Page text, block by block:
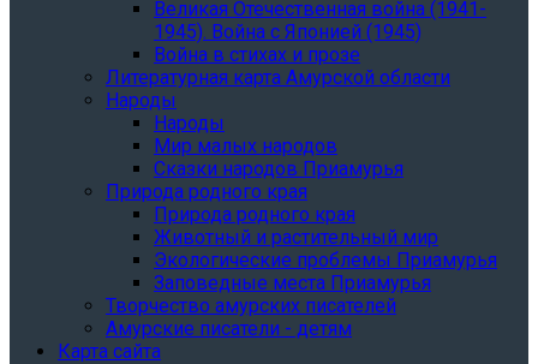
Великая Отечественная война (1941-
1945). Война с Японией (1945)
Война в стихах и прозе
Литературная карта Амурской области
Народы
Народы
Мир малых народов
Сказки народов Приамурья
Природа родного края
Природа родного края
Животный и растительный мир
Экологические проблемы Приамурья
Заповедные места Приамурья
Творчество амурских писателей
Амурские писатели - детям
Карта сайта